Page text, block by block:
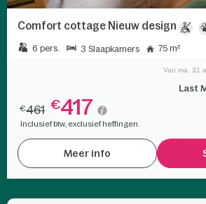
Comfort cottage Nieuw design
6 pers. 3 Slaapkamers 75 m²
Last
Van ma. 31
€461 €417
Inclusief btw, exclusief heffingen.
Meer info